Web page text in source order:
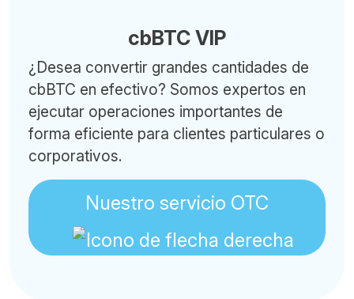
cbBTC VIP
¿Desea convertir grandes cantidades de
cbBTC en efectivo? Somos expertos en
ejecutar operaciones importantes de
forma eficiente para clientes particulares o
corporativos.
Nuestro servicio OTC